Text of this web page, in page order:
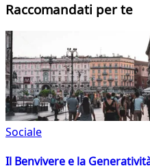
Raccomandati per te
Sociale
Il Benvivere e la